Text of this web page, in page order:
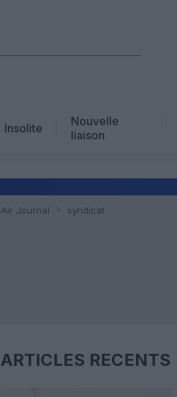
Insolite
Nouvelle
liaison
Air Journal syndicat
ARTICLES RÉCENTS